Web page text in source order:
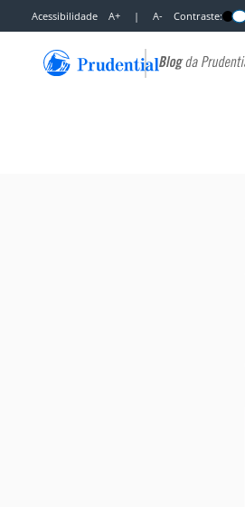
Acessibilidade A+ | A- Contraste: